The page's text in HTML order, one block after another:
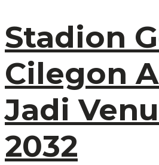
Stadion
Cilegon
Jadi
2032